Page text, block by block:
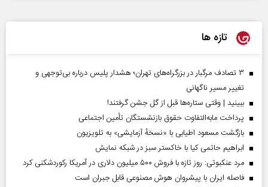
تازه ها
۳ تصادف مرگبار در بزرگراه‌های تهران؛ هشدار پلیس درباره بی‌توجهی و
تغییر مسیر ناگهانی
ببینید | وقتی ستاره‌ها قبل از گل جشن گرفتند!
پرداخت مابه‌التفاوت حقوق بازنشستگان تأمین اجتماعی
بازگشت مسعود اطیابی با «نسخهٔ آزمایشی» به تلویزیون
ابراهیم حاتمی کیا با خاکستر سبز در شبکه نمایش
مرد عنکبوتی: روز تازه با فروش ۵۰۰ میلیون دلاری در آمریکا رکوردشکنی کرد
فاصله ایران با پیشرو‌ان هوش مصنوعی قابل جبران است